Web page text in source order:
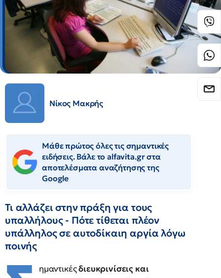
Νίκος Μακρής
Μάθε πρώτος όλες τις σημαντικές
ειδήσεις. Βάλε το alfavita.gr στα
αποτελέσματα αναζήτησης της
Google
Τι αλλάζει στην πράξη για τους
υπαλλήλους - Πότε τίθεται πλέον
υπάλληλος σε αυτοδίκαιη αργία λόγω
ποινής
ημαντικέςδιευκρινίσεις και